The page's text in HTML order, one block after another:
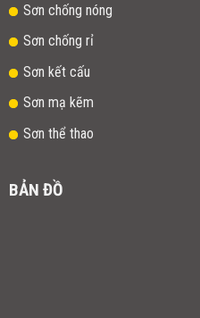
Sơn chống nóng
Sơn chống rỉ
Sơn kết cấu
Sơn mạ kẽm
Sơn thể thao
BẢN ĐỒ